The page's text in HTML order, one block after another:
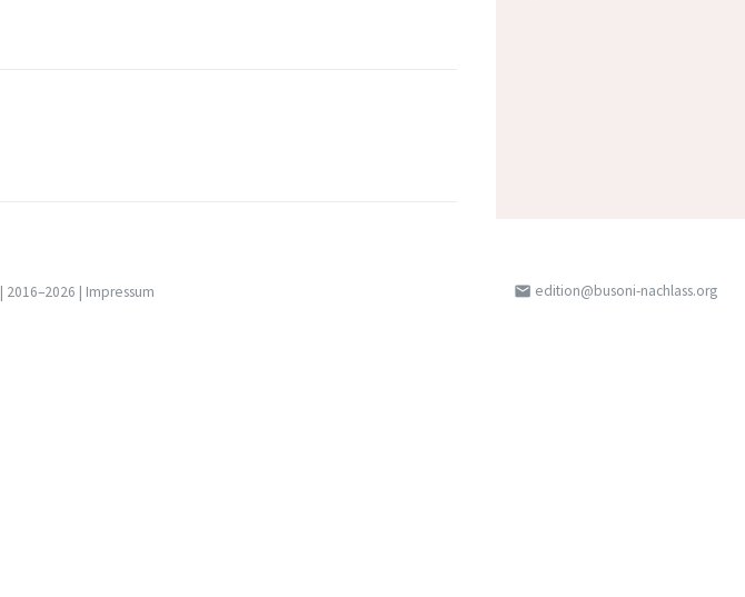
| 2016–2026 | Impressum email edition@busoni-nachlass.org